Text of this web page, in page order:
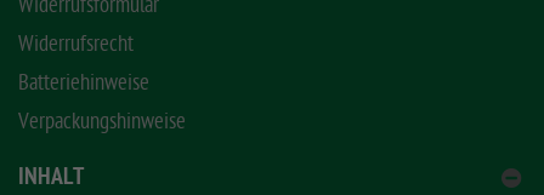
Widerrufsformular
Widerrufsrecht
Batteriehinweise
Verpackungshinweise
INHALT